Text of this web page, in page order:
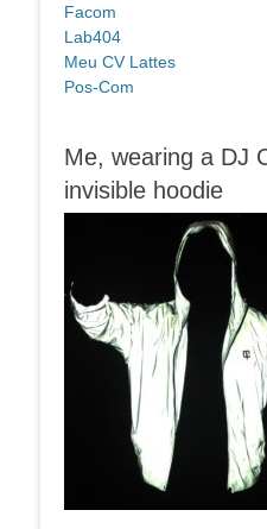
Facom
Lab404
Meu CV Lattes
Pos-Com
Me, wearing a DJ
invisible hoodie